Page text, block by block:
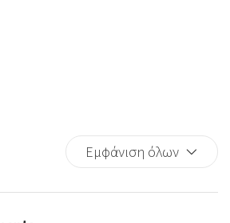
controlled in room
Εμφάνιση όλων